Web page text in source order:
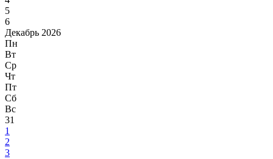
5
6
Декабрь 2026
Пн
Вт
Ср
Чт
Пт
Сб
Вс
31
1
2
3